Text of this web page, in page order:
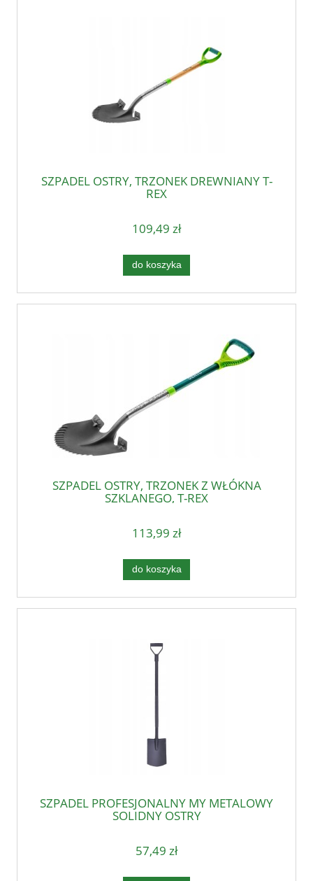
SZPADEL OSTRY, TRZONEK DREWNIANY T-
REX
109,49 zł
do koszyka
SZPADEL OSTRY, TRZONEK Z WŁÓKNA
SZKLANEGO, T-REX
113,99 zł
do koszyka
SZPADEL PROFESJONALNY MY METALOWY
SOLIDNY OSTRY
57,49 zł